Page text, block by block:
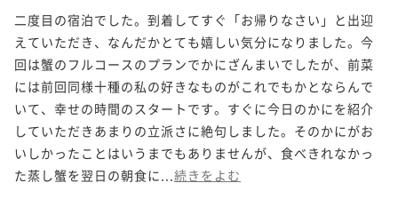
二度目の宿泊でした。到着してすぐ「お帰りなさい」と出迎
えていただき、なんだかとても嬉しい気分になりました。今
回は蟹のフルコースのプランでかにざんまいでしたが、前菜
には前回同様十種の私の好きなものがこれでもかとならんで
いて、幸せの時間のスタートです。すぐに今日のかにを紹介
していただきあまりの立派さに絶句しました。そのかにがお
いしかったことはいうまでもありませんが、食べきれなかっ
た蒸し蟹を翌日の朝食に... 続きをよむ